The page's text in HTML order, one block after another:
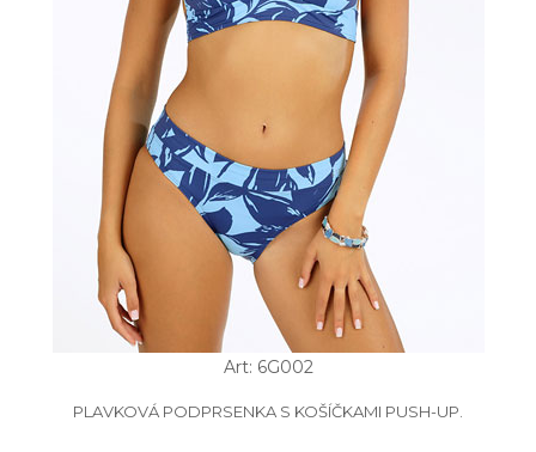
Art: 6G002
PLAVKOVÁ PODPRSENKA S KOŠÍČKAMI PUSH-UP.